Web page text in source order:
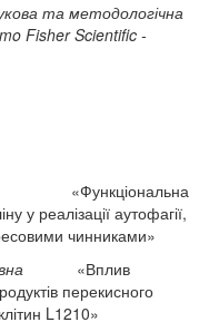
та методологічна
Fisher Scientific -
у реалізації аутофагії,
чинниками»
«Вплив
перекисного
L1210»